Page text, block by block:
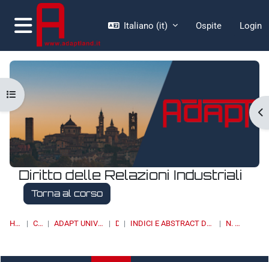
Vai al contenuto principale
Pannello laterale
Italiano ‎(it)‎ Ospite Login
Diritto delle Relazioni Industriali
Torna al corso
HOME CORSI ADAPT UNIVERSITY PRESS DRI INDICI E ABSTRACT DEI NUMERI PUBBLICATI N. 3/2020
Apri indice del corso